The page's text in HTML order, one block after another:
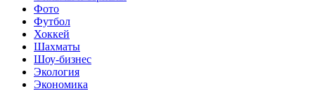
Фото
Футбол
Хоккей
Шахматы
Шоу-бизнес
Экология
Экономика